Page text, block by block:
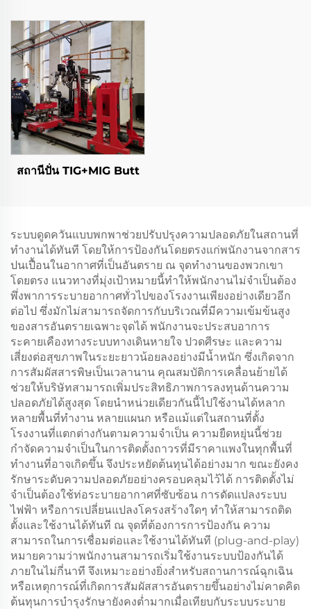
สถานีปั่น TIG+MIG Butt
ระบบดูดควันแบบพกพาช่วยปรับปรุงความปลอดภัยในสถานที่
ทำงานได้ทันที โดยให้การป้องกันโดยตรงแก่พนักงานจากสาร
ปนเปื้อนในอากาศที่เป็นอันตราย ณ จุดทำงานของพวกเขา
โดยตรง แนวทางที่มุ่งเป้าหมายนี้ทำให้พนักงานไม่จำเป็นต้อง
พึ่งพาการระบายอากาศทั่วไปของโรงงานเพียงอย่างเดียวอีก
ต่อไป ซึ่งมักไม่สามารถจัดการกับบริเวณที่มีความเข้มข้นสูง
ของสารอันตรายเฉพาะจุดได้ พนักงานจะประสบอาการ
ระคายเคืองทางระบบทางเดินหายใจ ปวดศีรษะ และความ
เสี่ยงต่อสุขภาพในระยะยาวน้อยลงอย่างมีน้ำหนัก ซึ่งเกิดจาก
การสัมผัสสารพิษเป็นเวลานาน คุณสมบัติการเคลื่อนย้ายได้
ช่วยให้บริษัทสามารถเพิ่มประสิทธิภาพการลงทุนด้านความ
ปลอดภัยได้สูงสุด โดยนำหน่วยเดียวกันนี้ไปใช้งานได้หลาก
หลายพื้นที่ทำงาน หลายแผนก หรือแม้แต่ในสถานที่ตั้ง
โรงงานที่แตกต่างกันตามความจำเป็น ความยืดหยุ่นนี้ช่วย
กำจัดความจำเป็นในการติดตั้งถาวรที่มีราคาแพงในทุกพื้นที่
ทำงานที่อาจเกิดขึ้น จึงประหยัดต้นทุนได้อย่างมาก ขณะยังคง
รักษาระดับความปลอดภัยอย่างครอบคลุมไว้ได้ การติดตั้งไม่
จำเป็นต้องใช้ท่อระบายอากาศที่ซับซ้อน การดัดแปลงระบบ
ไฟฟ้า หรือการเปลี่ยนแปลงโครงสร้างใดๆ ทำให้สามารถติด
ตั้งและใช้งานได้ทันที ณ จุดที่ต้องการการป้องกัน ความ
สามารถในการเชื่อมต่อและใช้งานได้ทันที (plug-and-play)
หมายความว่าพนักงานสามารถเริ่มใช้งานระบบป้องกันได้
ภายในไม่กี่นาที จึงเหมาะอย่างยิ่งสำหรับสถานการณ์ฉุกเฉิน
หรือเหตุการณ์ที่เกิดการสัมผัสสารอันตรายขึ้นอย่างไม่คาดคิด
ต้นทุนการบำรุงรักษายังคงต่ำมากเมื่อเทียบกับระบบระบาย